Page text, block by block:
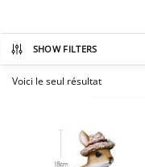
SHOW FILTERS
Voici le seul résultat